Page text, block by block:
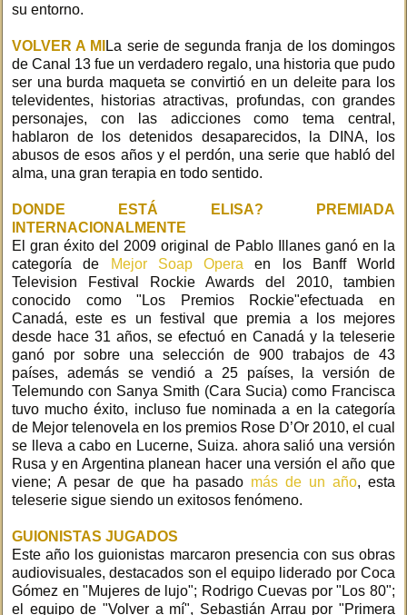
su entorno.
VOLVER A MI La serie de segunda franja de los domingos
de Canal 13 fue un verdadero regalo, una historia que pudo
ser una burda maqueta se convirtió en un deleite para los
televidentes, historias atractivas, profundas, con grandes
personajes, con las adicciones como tema central,
hablaron de los detenidos desaparecidos, la DINA, los
abusos de esos años y el perdón, una serie que habló del
alma, una gran terapia en todo sentido.
DONDE ESTÁ ELISA? PREMIADA
INTERNACIONALMENTE
El gran éxito del 2009 original de Pablo Illanes ganó en la
categoría de
Mejor Soap Opera en los Banff World
Television Festival Rockie Awards del 2010, tambien
conocido como "Los Premios Rockie"efectuada en
Canadá, este es un festival que premia a los mejores
desde hace 31 años, se efectuó en Canadá y la teleserie
ganó por sobre una selección de 900 trabajos de 43
países, además se vendió a 25 países, la versión de
Telemundo con Sanya Smith (Cara Sucia) como Francisca
tuvo mucho éxito, incluso fue nominada a en la categoría
de Mejor telenovela en los premios Rose D’Or 2010, el cual
se lleva a cabo en Lucerne, Suiza. ahora salió una versión
Rusa y en Argentina planean hacer una versión el año que
viene; A pesar de que ha pasado más de un año, esta
teleserie sigue siendo un exitosos fenómeno.
GUIONISTAS JUGADOS
Este año los guionistas marcaron presencia con sus obras
audiovisuales, destacados son el equipo liderado por Coca
Gómez en "Mujeres de lujo"; Rodrigo Cuevas por "Los 80";
el equipo de "Volver a mí", Sebastián Arrau por "Primera